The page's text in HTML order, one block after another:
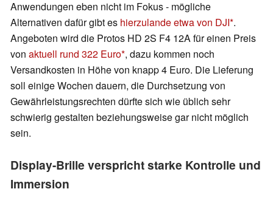
Anwendungen eben nicht im Fokus - mögliche
Alternativen dafür gibt es hierzulande etwa von DJI .
Angeboten wird die Protos HD 2S F4 12A für einen Preis
von aktuell rund 322 Euro , dazu kommen noch
Versandkosten in Höhe von knapp 4 Euro. Die Lieferung
soll einige Wochen dauern, die Durchsetzung von
Gewährleistungsrechten dürfte sich wie üblich sehr
schwierig gestalten beziehungsweise gar nicht möglich
sein.
Display-Brille verspricht starke Kontrolle und
Immersion